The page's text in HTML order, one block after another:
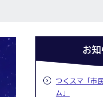
お知
つくスマ「市
ム」